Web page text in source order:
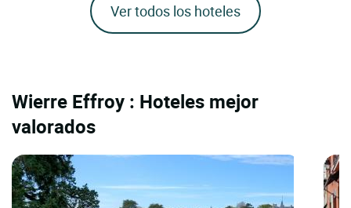
Ver todos los hoteles
Wierre Effroy : Hoteles mejor
valorados